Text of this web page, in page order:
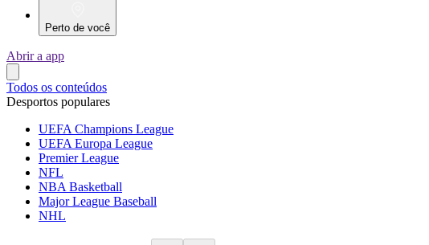
Perto de você
Abrir a app
Todos os conteúdos
Desportos populares
UEFA Champions League
UEFA Europa League
Premier League
NFL
NBA Basketball
Major League Baseball
NHL